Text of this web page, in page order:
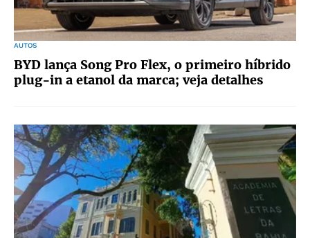
AUTOS
BYD lança Song Pro Flex, o primeiro híbrido
plug-in a etanol da marca; veja detalhes